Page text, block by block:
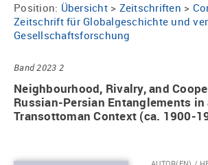
Position: Übersicht> Zeitschriften >
Zeitschrift für Globalgeschichte und
Gesellschaftsforschung
Band 2023 2
Neighbourhood, Rivalry, and
Russian-Persian Entanglements in
Transottoman Context (ca. 1900-